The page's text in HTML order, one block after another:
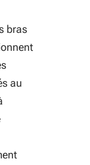
bras
au